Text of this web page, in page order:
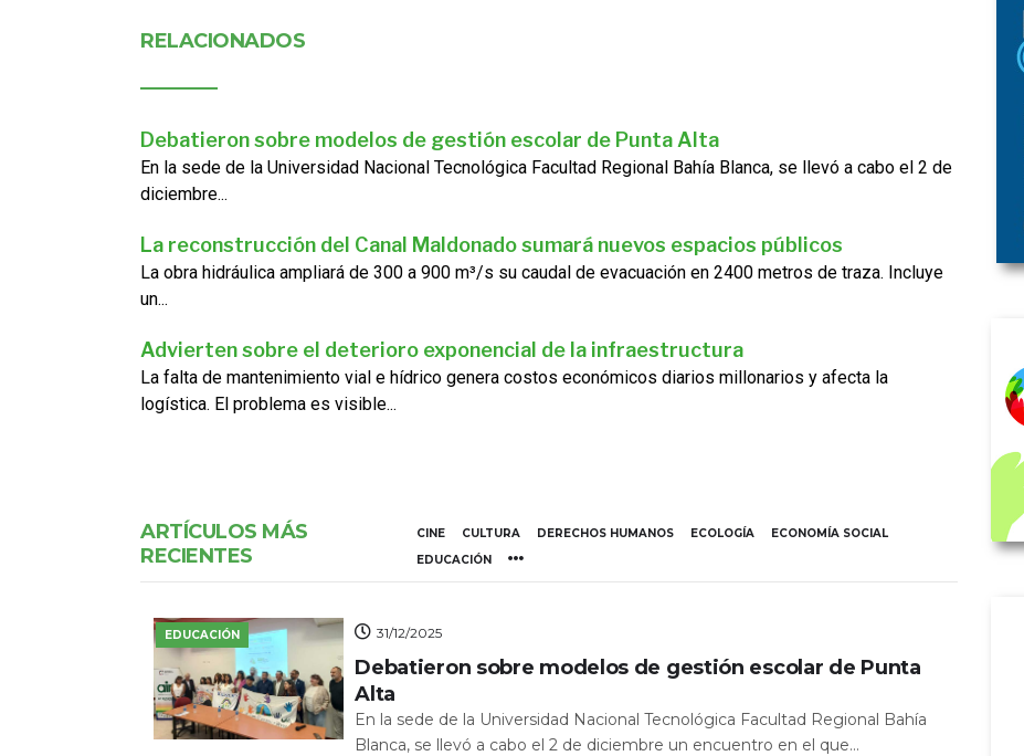
RELACIONADOS
Debatieron sobre modelos de gestión escolar de Punta Alta
En la sede de la Universidad Nacional Tecnológica Facultad Regional Bahía Blanca, se llevó a cabo el 2 de
diciembre...
La reconstrucción del Canal Maldonado sumará nuevos espacios públicos
La obra hidráulica ampliará de 300 a 900 m³/s su caudal de evacuación en 2400 metros de traza. Incluye
un...
Advierten sobre el deterioro exponencial de la infraestructura
La falta de mantenimiento vial e hídrico genera costos económicos diarios millonarios y afecta la
logística. El problema es visible...
ARTÍCULOS MÁS
RECIENTES
CINE CULTURA DERECHOS HUMANOS ECOLOGÍA
ECONOMÍA SOCIAL
EDUCACIÓN
EDUCACIÓN 31/12/2025
Debatieron sobre modelos de gestión escolar de Punta
Alta
En la sede de la Universidad Nacional Tecnológica Facultad Regional Bahía
Blanca, se llevó a cabo el 2 de diciembre un encuentro en el que...